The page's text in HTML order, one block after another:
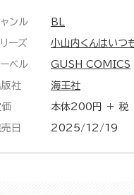
ンル BL
ーズ 小山内くんはいつ
ベル GUSH COMICS
社 海王社
本体200円 ＋ 税
日 2025/12/19